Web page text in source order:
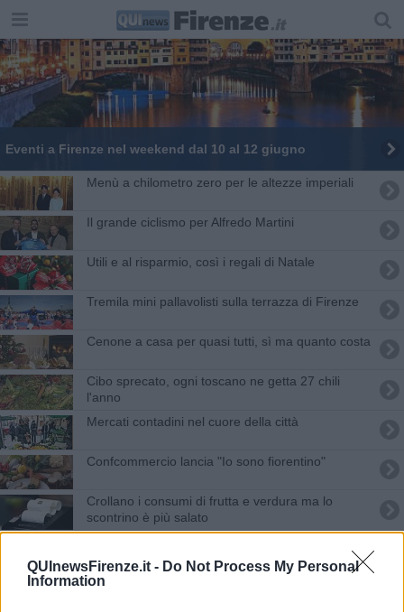
QUInewsFirenze.it - Do Not Process My Personal
Information
Eventi a Firenze nel weekend dal 10 al 12 giugno
Menù a chilometro zero per le altezze imperiali
Il grande ciclismo per Alfredo Martini
Utili e al risparmio, così i regali di Natale
Tremila mini pallavolisti sulla terrazza di Firenze
Cenone a casa per quasi tutti, sì ma quanto costa
Cibo sprecato, ogni toscano ne getta 27 chili
l'anno
Mercati contadini nel cuore della città
Confcommercio lancia "Io sono fiorentino"
Crollano i consumi di frutta e verdura ma lo
scontrino è più salato
La buchetta del vino, filiera corta rinascimentale